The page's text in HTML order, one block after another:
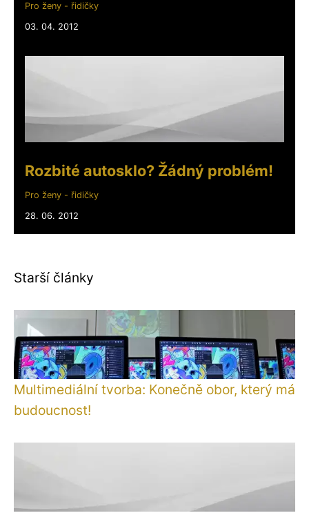
Pro ženy - řidičky
03. 04. 2012
Rozbité autosklo? Žádný problém!
Pro ženy - řidičky
28. 06. 2012
Starší články
Multimediální tvorba: Konečně obor, který má
budoucnost!